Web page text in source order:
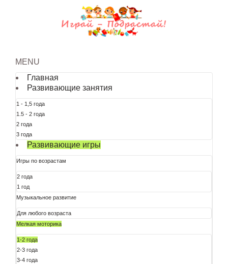
MENU
Главная
Развивающие занятия
1 - 1,5 года
1.5 - 2 года
2 года
3 года
Развивающие игры
Игры по возрастам
2 года
1 год
Музыкальное развитие
Для любого возраста
Мелкая моторика
1-2 года
2-3 года
3-4 года